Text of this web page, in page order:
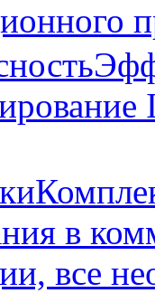
в
все